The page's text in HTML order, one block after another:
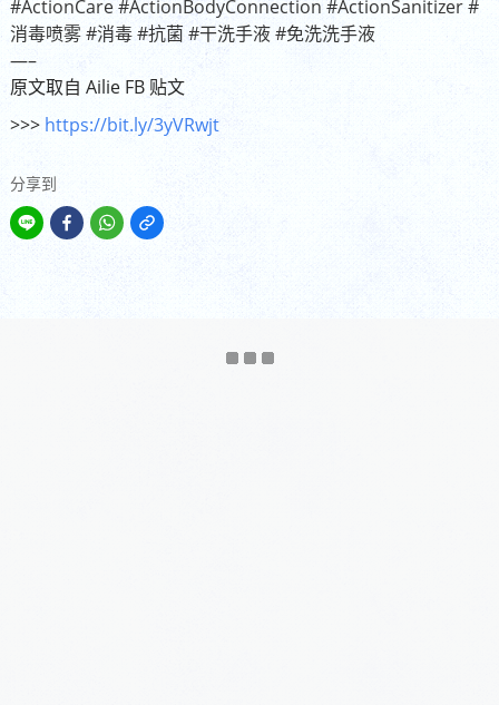
#ActionCare#ActionBodyConnection #ActionSanitizer#
消毒喷雾#消毒#抗菌#干洗手液#免洗洗手液
—–
原文取自 Ailie FB 贴文
>>> https://bit.ly/3yVRwjt
分享到